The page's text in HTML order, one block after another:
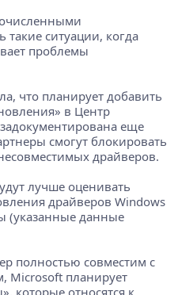
ситуации, когда
проблемы
что планирует добавить
в Центр
еще
смогут блокировать
драйверов.
лучше оценивать
драйверов Windows
(указанные данные
полностью совместим с
Microsoft планирует